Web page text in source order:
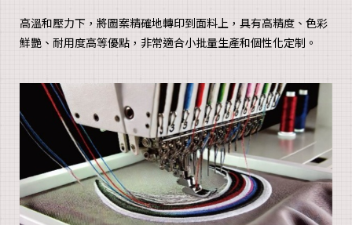
高溫和壓力下，將圖案精確地轉印到面料上，具有高精度、色彩
鮮艷、耐用度高等優點，非常適合小批量生產和個性化定制。